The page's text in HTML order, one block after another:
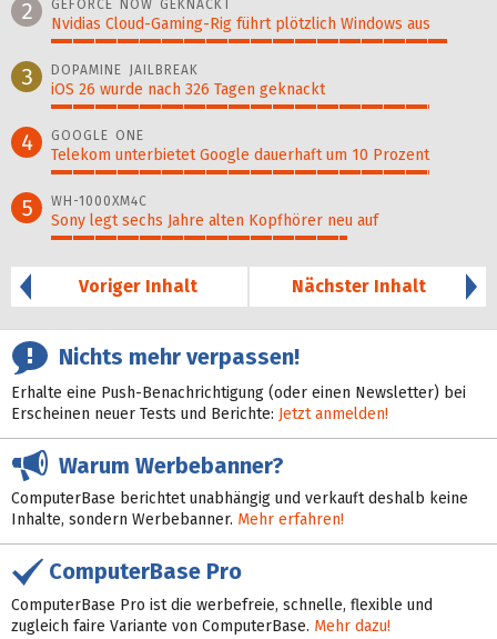
2 GEFORCE NOW GEKNACKT
Nvidias Cloud-Gaming-Rig führt plötzlich Windows aus
91%
3 DOPAMINE JAILBREAK
iOS 26 wurde nach 326 Tagen geknackt
87%
4 GOOGLE ONE
Telekom unterbietet Google dauerhaft um 10 Prozent
87%
5 WH-1000XM4C
Sony legt sechs Jahre alten Kopfhörer neu auf
68%
Voriger Inhalt
Nächster Inhalt
Nichts mehr verpassen!
Erhalte eine Push-Benachrichtigung (oder einen Newsletter) bei
Erscheinen neuer Tests und Berichte: Jetzt anmelden!
Warum Werbebanner?
ComputerBase berichtet unabhängig und verkauft deshalb keine
Inhalte, sondern Werbebanner. Mehr erfahren!
ComputerBase Pro
ComputerBase Pro ist die werbefreie, schnelle, flexible und
zugleich faire Variante von ComputerBase. Mehr dazu!